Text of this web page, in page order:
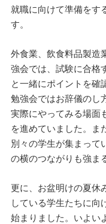
就職に向けて準備をす
す。
外食業、飲食料品製造
強会では、試験に合格
と一緒にポイントを確
勉強会ではお辞儀のし
実際にやってみる場面
を進めていました。ま
別々の学生が集まって
の横のつながりも強ま
更に、お盆明けの夏休
している学生たちに向
始まりました。いよい